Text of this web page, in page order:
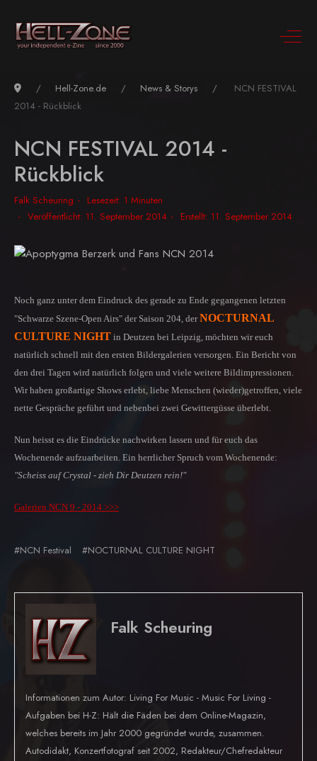
Hell-Zone.de News & Storys
NCN FESTIVAL
2014 - Rückblick
NCN FESTIVAL 2014 -
Rückblick
Falk Scheuring
Lesezeit: 1 Minuten
Veröffentlicht: 11. September 2014
Erstellt: 11. September 2014
Noch ganz unter dem Eindruck des gerade zu Ende gegangenen letzten
"Schwarze Szene-Open Airs" der Saison 204, derNOCTURNAL
CULTURE NIGHT in Deutzen bei Leipzig, möchten wir euch
natürlich schnell mit den ersten Bildergalerien versorgen. Ein Bericht von
den drei Tagen wird natürlich folgen und viele weitere Bildimpressionen.
Wir haben großartige Shows erlebt, liebe Menschen (wieder)getroffen, viele
nette Gespräche geführt und nebenbei zwei Gewittergüsse überlebt.
Nun heisst es die Eindrücke nachwirken lassen und für euch das
Wochenende aufzuarbeiten. Ein herrlicher Spruch vom Wochenende:
"Scheiss auf Crystal - zieh Dir Deutzen rein!"
Galerien NCN 9 - 2014 >>>
#NCN Festival #NOCTURNAL CULTURE NIGHT
Falk Scheuring
Informationen zum Autor: Living For Music - Music For Living -
Aufgaben bei H-Z: Hält die Fäden bei dem Online-Magazin,
welches bereits im Jahr 2000 gegründet wurde, zusammen.
Autodidakt, Konzertfotograf seit 2002, Redakteur/Chefredakteur